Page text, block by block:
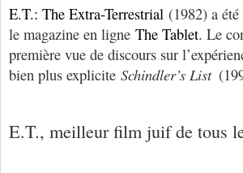
E.T.: The Extra-Terrestrial (1982) a
le magazine en ligne The Tablet. Le
première vue de discours sur
bien plus explicite Schindler’s List
E.T., meilleur film juif de tous